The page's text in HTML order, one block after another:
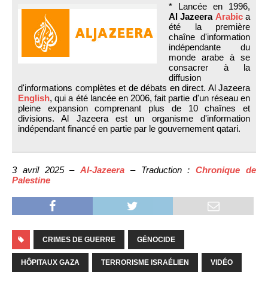
* Lancée en 1996,
Al Jazeera Arabica
été la première
chaîne d'information
indépendante du
monde arabe à se
consacrer à la
diffusion
d'informations complètes et de débats en direct. Al Jazeera
English, qui a été lancée en 2006, fait partie d'un réseau en
pleine expansion comprenant plus de 10 chaînes et
divisions. Al Jazeera est un organisme d'information
indépendant financé en partie par le gouvernement qatari.
3 avril 2025 –Al-Jazeera – Traduction :Chronique de
Palestine
CRIMES DE GUERRE GÉNOCIDE
HÔPITAUX GAZA TERRORISME ISRAÉLIEN VIDÉO